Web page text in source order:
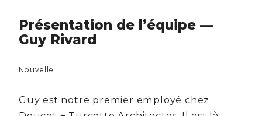
Présentation de l’équipe —
Guy Rivard
Nouvelle
Guy est notre premier employé chez